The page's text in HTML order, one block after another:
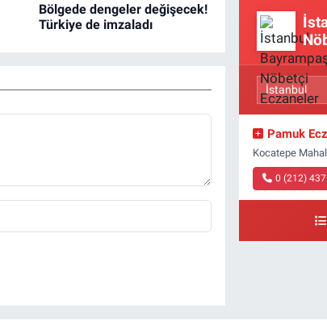
Bölgede dengeler değişecek!
Türkiye de imzaladı
Pamuk
Kocatepe
0 (212)